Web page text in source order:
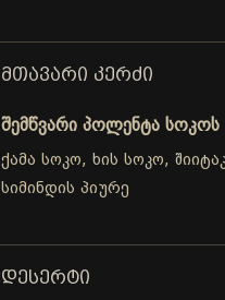
ᲛᲗᲐᲕᲐᲠᲘ ᲙᲔᲠᲫᲘ
შემწვარი პოლენტა სოკოს
ქამა სოკო, ხის სოკო,
სიმინდის პიურე
ᲓᲔᲡᲔᲠᲢᲘ